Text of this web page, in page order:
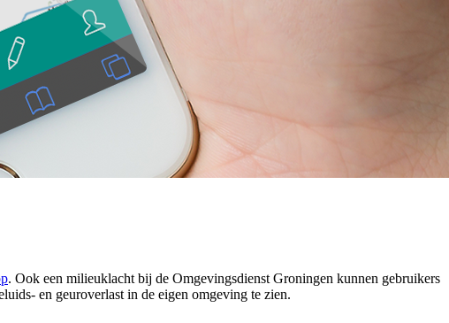
. Ook een milieuklacht bij de Omgevingsdienst Groningen kunnen gebruikers
en geuroverlast in de eigen omgeving te zien.